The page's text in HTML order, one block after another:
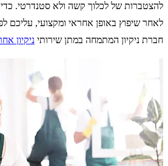
להצטברות של לכלוך קשה ולא סטנדרטי. כדי
לאחר שיפוץ באופן אחראי ומקצועי, עליכם
חברת ניקיון המתמחה במתן שירותי ניקיון